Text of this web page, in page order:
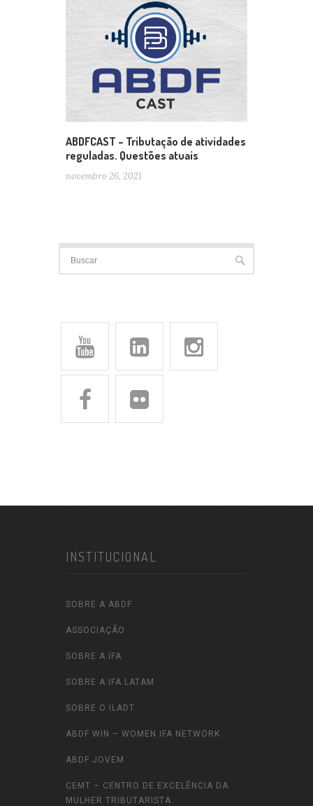
ABDFCAST – Tributação de atividades
reguladas. Questões atuais
novembro 26, 2021
INSTITUCIONAL
SOBRE A ABDF
ASSOCIAÇÃO
SOBRE A IFA
SOBRE A IFA LATAM
SOBRE O ILADT
ABDF WIN – WOMEN IFA NETWORK
ABDF JOVEM
CEMT – CENTRO DE EXCELÊNCIA DA
MULHER TRIBUTARISTA